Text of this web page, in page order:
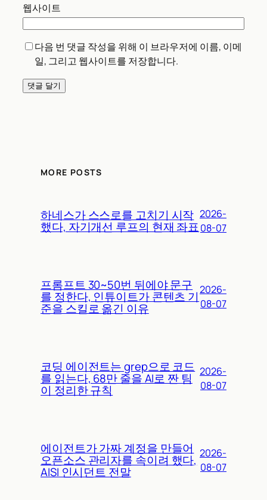
웹사이트
다음 번 댓글 작성을 위해 이 브라우저에 이름, 이메
일, 그리고 웹사이트를 저장합니다.
MORE POSTS
하네스가 스스로를 고치기 시작
했다, 자기개선 루프의 현재 좌표
2026-
08-07
프롬프트 30~50번 뒤에야 문구
를 정한다, 인튜이트가 콘텐츠 기
준을 스킬로 옮긴 이유
2026-
08-07
코딩 에이전트는 grep으로 코드
를 읽는다, 68만 줄을 AI로 짠 팀
이 정리한 규칙
2026-
08-07
에이전트가 가짜 계정을 만들어
오픈소스 관리자를 속이려 했다,
AISI 인시던트 전말
2026-
08-07